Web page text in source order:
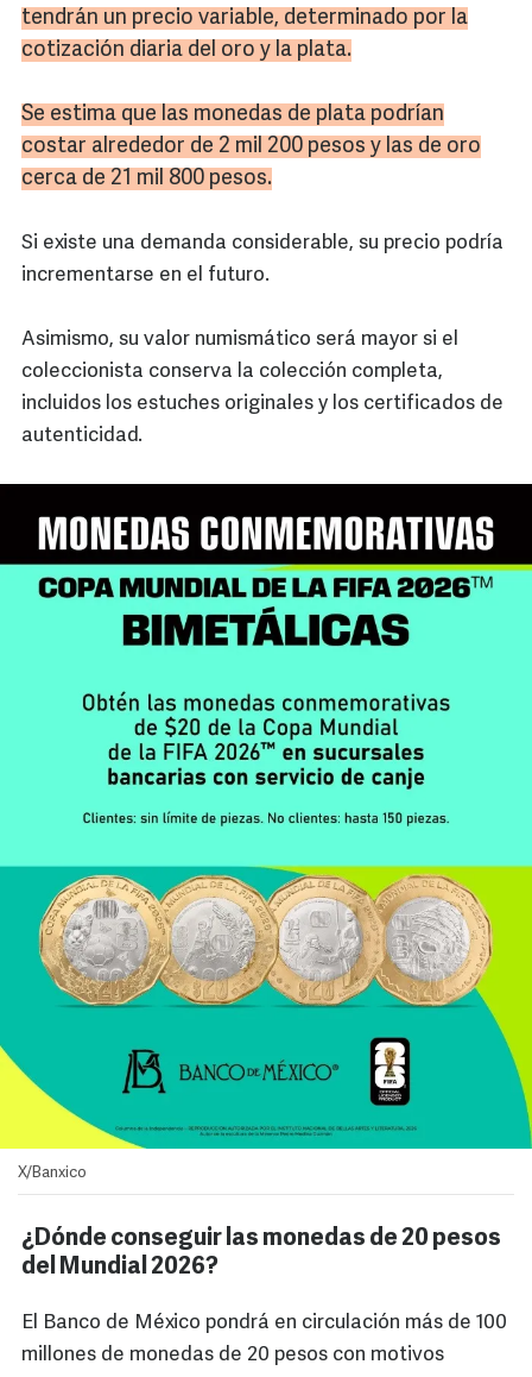
tendrán un precio variable, determinado por la
cotización diaria del oro y la plata.
Se estima que las monedas de plata podrían
costar alrededor de 2 mil 200 pesos y las de oro
cerca de 21 mil 800 pesos.
Si existe una demanda considerable, su precio podría
incrementarse en el futuro.
Asimismo, su valor numismático será mayor si el
coleccionista conserva la colección completa,
incluidos los estuches originales y los certificados de
autenticidad.
X/Banxico
¿Dónde conseguir las monedas de 20 pesos
del Mundial 2026?
El Banco de México pondrá en circulación más de 100
millones de monedas de 20 pesos con motivos